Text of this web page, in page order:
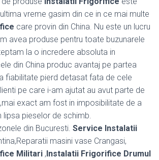
vreme gasim din ce in ce mai multe
care provin din China. Nu este un lucru
avea produse pentru toate buzunarele
la o incredere absoluta in
din China produc avantaj pe partea
fiabilitate pierd detasat fata de cele
pe care i-am ajutat au avut parte de
exact am fost in imposibilitate de a
lipsa pieselor de schimb.
din Bucuresti. Service Instalatii
masini vase Crangasi,
Militari ,Instalatii Frigorifice Drumul